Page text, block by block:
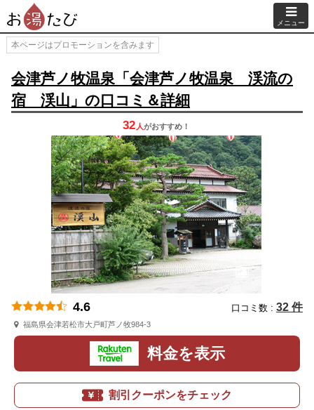
メニュー
本ページはプロモーションを含みます
会津芦ノ牧温泉「会津芦ノ牧温泉 渓流の
宿 渓山」の口コミ＆詳細
32 人がおすすめ！
4.6 口コミ数 : 32 件
福島県会津若松市大戸町芦ノ牧984-3
料金を表示
割引クーポンをチェック